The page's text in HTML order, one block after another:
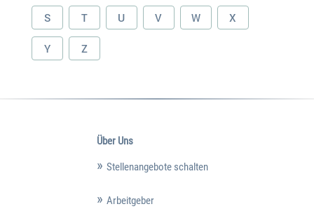
S T U V W X
Y Z
Über Uns
Stellenangebote schalten
Arbeitgeber